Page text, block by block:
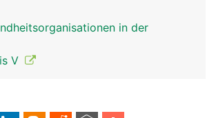
in der
V